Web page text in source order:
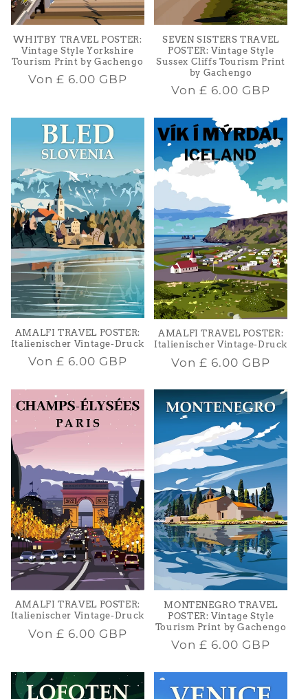
WHITBY TRAVEL POSTER:
Vintage Style Yorkshire
Tourism Print by Gachengo
Normaler
Von £ 6.00 GBP
SEVEN SISTERS TRAVEL
POSTER: Vintage Style
Sussex Cliffs Tourism Print
by Gachengo
Normaler
Von £ 6.00 GBP
AMALFI TRAVEL POSTER:
Italienischer Vintage-Druck
Normaler
Von £ 6.00 GBP
AMALFI TRAVEL POSTER:
Italienischer Vintage-Druck
Normaler
Von £ 6.00 GBP
AMALFI TRAVEL POSTER:
Italienischer Vintage-Druck
Normaler
Von £ 6.00 GBP
MONTENEGRO TRAVEL
POSTER: Vintage Style
Tourism Print by Gachengo
Normaler
Von £ 6.00 GBP